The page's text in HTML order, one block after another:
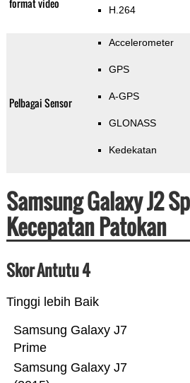
format video H.264
Pelbagai Sensor
Accelerometer
GPS
A-GPS
GLONASS
Kedekatan
Samsung Galaxy J2
Kecepatan Patokan
Skor Antutu 4
Tinggi lebih Baik
Samsung Galaxy J7
Samsung Galaxy J7
Prime